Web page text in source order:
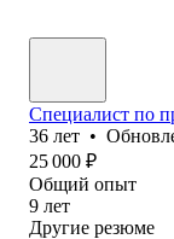
Специалист по
36 лет •
25 000 ₽
Общий опыт
9 лет
Другие резюме